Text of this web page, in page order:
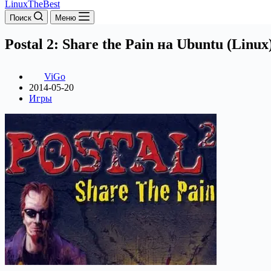
LinuxTheBest
Поиск Меню
Postal 2: Share the Pain на Ubuntu
ViGo
2014-05-20
Игры